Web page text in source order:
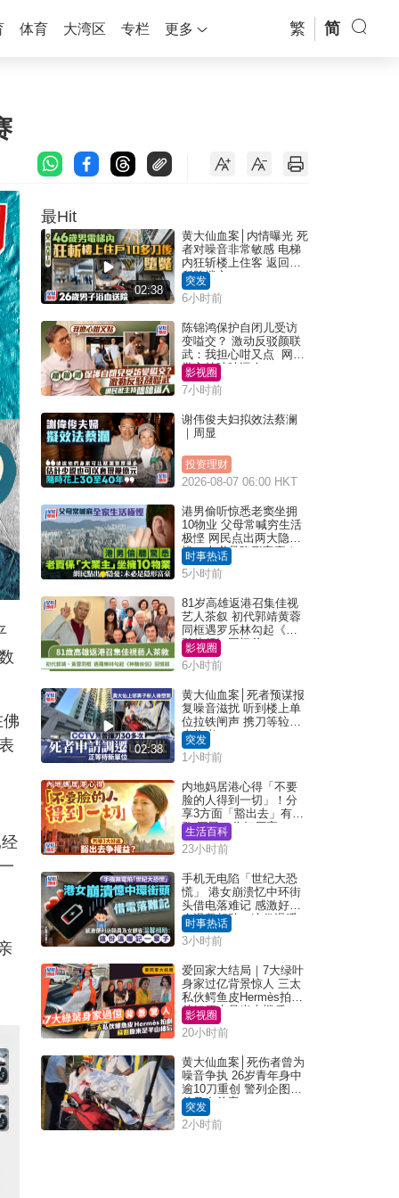
体育 大湾区 专栏 更多 繁 简
最Hit
02:38
黄大仙血案│内情曝光 死
者对噪音非常敏感 电梯
内狂斩楼上住客 返回住
所堕楼亡
突发
6小时前
陈锦鸿保护自闭儿受访
变嗌交？ 激动反驳颜联
武：我担心咁又点 网民
批主持咄咄逼人
影视圈
7小时前
谢伟俊夫妇拟效法蔡澜
｜周显
投资理财
2026-08-07 06:00 HKT
港男偷听惊悉老窦坐拥
10物业 父母常喊穷生活
极悭 网民点出两大隐
忧：未必是隐形富豪｜
Juicy叮
时事热话
5小时前
81岁高雄返港召集佳视
艺人茶叙 初代郭靖黄蓉
同框遇罗乐林勾起《神
雕侠侣》回忆杀
影视圈
6小时前
02:38
黄大仙血案│死者预谋报
复噪音滋扰 听到楼上单
位拉铁闸声 携刀等䢂伏
击伤者
突发
1小时前
内地妈居港心得「不要
脸的人得到一切」！分
享3方面「豁出去」有著
数 网民：你好厉害
生活百科
23小时前
手机无电陷「世纪大恐
慌」 港女崩溃忆中环街
头借电落难记 感激好心
人温馨相助：这份温暖
记一辈子｜Juicy叮
时事热话
3小时前
爱回家大结局｜7大绿叶
身家过亿背景惊人 三太
私伙鳄鱼皮Hermès拍剧
苏姐原来是半山楼后
影视圈
20小时前
黄大仙血案│死伤者曾为
噪音争执 26岁青年身中
逾10刀重创 警列企图谋
杀及自杀案
突发
2小时前